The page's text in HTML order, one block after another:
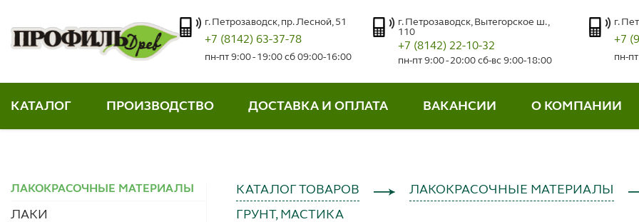
г. Петрозаводск, пр. Лесной, 51
+7 (8142) 63-37-78
пн-пт 9:00 - 19:00 сб 09:00-16:00
г. Петрозаводск, Вытегорское ш.,
110
+7 (8142) 22-10-32
пн-пт 9:00 - 20:00 сб-вс 9:00-18:00
г.
+7
пн-
КАТАЛОГ ПРОИЗВОДСТВО ДОСТАВКА И ОПЛАТА ВАКАНСИИ О КОМПАНИИ
ЛАКОКРАСОЧНЫЕ МАТЕРИАЛЫ
ЛАКИ
КАТАЛОГ ТОВАРОВ
ЛАКОКРАСОЧНЫЕ МАТЕРИАЛЫ
ГРУНТ, МАСТИКА